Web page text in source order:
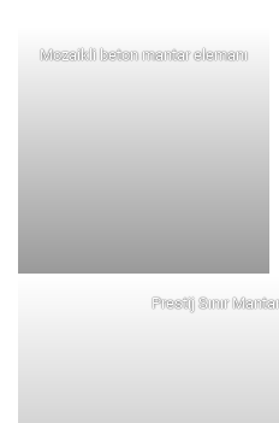
Mozaikli beton mantar elemanı
Prestij Sınır